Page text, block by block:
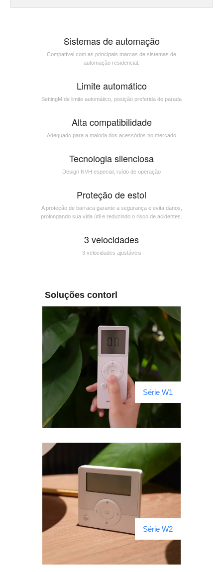
Sistemas de automação
Compatível com as principais marcas de sistemas de
automação residencial.
Limite automático
SettingM de limite automático, posição preferida de parada
Alta compatibilidade
Adequado para a maioria dos acessórios no mercado
Tecnologia silenciosa
Design NVH especial, ruído de operação
Proteção de estol
A proteção de barraca garante a segurança e evita danos,
prolongando sua vida útil e reduzindo o risco de acidentes.
3 velocidades
3 velocidades ajustáveis
Soluções contorl
Série W1
Série W2